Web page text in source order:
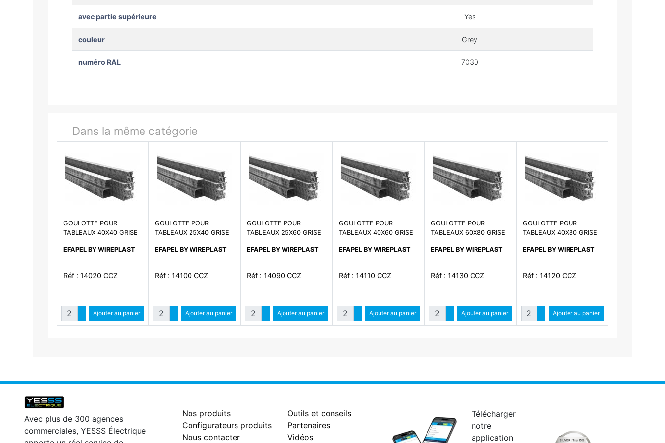
avec partie supérieure Yes
couleur Grey
numéro RAL 7030
Dans la même catégorie
GOULOTTE POUR
TABLEAUX 40X40 GRISE
EFAPEL BY WIREPLAST
Réf : 14020 CCZ
QuantitéAugmenter quantité
Diminuer quantité
Ajouter au panier
GOULOTTE POUR
TABLEAUX 25X40 GRISE
EFAPEL BY WIREPLAST
Réf : 14100 CCZ
QuantitéAugmenter quantité
Diminuer quantité
Ajouter au panier
GOULOTTE POUR
TABLEAUX 25X60 GRISE
EFAPEL BY WIREPLAST
Réf : 14090 CCZ
QuantitéAugmenter quantité
Diminuer quantité
Ajouter au panier
GOULOTTE POUR
TABLEAUX 40X60 GRISE
EFAPEL BY WIREPLAST
Réf : 14110 CCZ
QuantitéAugmenter quantité
Diminuer quantité
Ajouter au panier
GOULOTTE POUR
TABLEAUX 60X80 GRISE
EFAPEL BY WIREPLAST
Réf : 14130 CCZ
QuantitéAugmenter quantité
Diminuer quantité
Ajouter au panier
GOULOTTE POUR
TABLEAUX 40X80 GRISE
EFAPEL BY WIREPLAST
Réf : 14120 CCZ
QuantitéAugmenter quantité
Diminuer quantité
Ajouter au panier
Avec plus de 300 agences
commerciales, YESSS Électrique
Nos produits
Configurateurs produits
Nous contacter
Outils et conseils
Partenaires
Vidéos
Télécharger
notre
application